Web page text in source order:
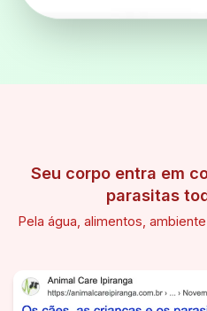
Seu corpo entra em
parasitas
Pela água, alimentos,